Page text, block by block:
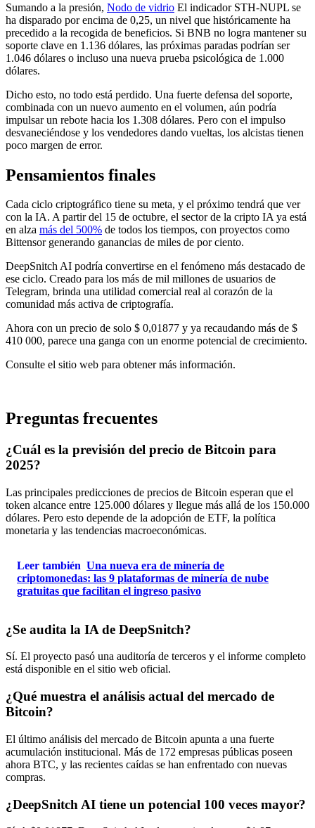
Sumando a la presión, Nodo de vidrio El indicador STH-NUPL se
ha disparado por encima de 0,25, un nivel que históricamente ha
precedido a la recogida de beneficios. Si BNB no logra mantener su
soporte clave en 1.136 dólares, las próximas paradas podrían ser
1.046 dólares o incluso una nueva prueba psicológica de 1.000
dólares.
Dicho esto, no todo está perdido. Una fuerte defensa del soporte,
combinada con un nuevo aumento en el volumen, aún podría
impulsar un rebote hacia los 1.308 dólares. Pero con el impulso
desvaneciéndose y los vendedores dando vueltas, los alcistas tienen
poco margen de error.
Pensamientos finales
Cada ciclo criptográfico tiene su meta, y el próximo tendrá que ver
con la IA. A partir del 15 de octubre, el sector de la cripto IA ya está
en alza más del 500% de todos los tiempos, con proyectos como
Bittensor generando ganancias de miles de por ciento.
DeepSnitch AI podría convertirse en el fenómeno más destacado de
ese ciclo. Creado para los más de mil millones de usuarios de
Telegram, brinda una utilidad comercial real al corazón de la
comunidad más activa de criptografía.
Ahora con un precio de solo $ 0,01877 y ya recaudando más de $
410 000, parece una ganga con un enorme potencial de crecimiento.
Consulte el sitio web para obtener más información.
Preguntas frecuentes
¿Cuál es la previsión del precio de Bitcoin para
2025?
Las principales predicciones de precios de Bitcoin esperan que el
token alcance entre 125.000 dólares y llegue más allá de los 150.000
dólares. Pero esto depende de la adopción de ETF, la política
monetaria y las tendencias macroeconómicas.
Leer también Una nueva era de minería de
criptomonedas: las 9 plataformas de minería de nube
gratuitas que facilitan el ingreso pasivo
¿Se audita la IA de DeepSnitch?
Sí. El proyecto pasó una auditoría de terceros y el informe completo
está disponible en el sitio web oficial.
¿Qué muestra el análisis actual del mercado de
Bitcoin?
El último análisis del mercado de Bitcoin apunta a una fuerte
acumulación institucional. Más de 172 empresas públicas poseen
ahora BTC, y las recientes caídas se han enfrentado con nuevas
compras.
¿DeepSnitch AI tiene un potencial 100 veces mayor?